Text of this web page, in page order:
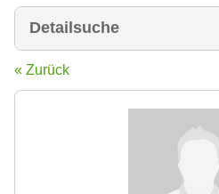
Detailsuche
« Zurück